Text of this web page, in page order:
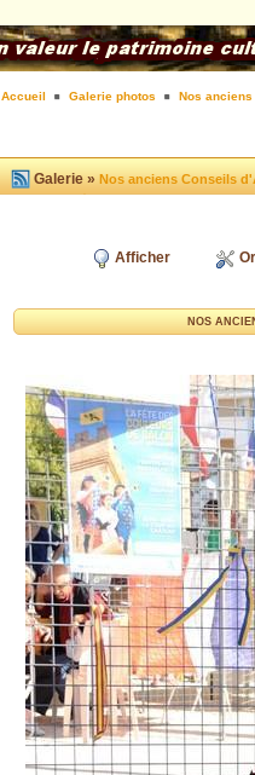
Accueil Galerie photos Nos
Galerie »Nos anciens Conseils
Afficher
NOS